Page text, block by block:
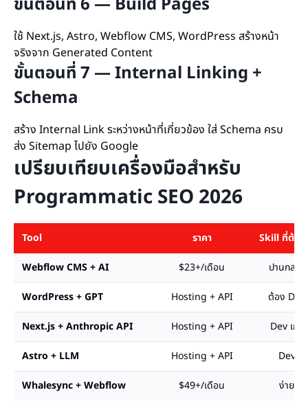
ใช้ Next.js, Astro, Webflow CMS, WordPress สร้างหน้า
จริงจาก Generated Content
ขั้นตอนที่ 7 — Internal Linking +
Schema
สร้าง Internal Link ระหว่างหน้าที่เกี่ยวข้อง ใส่ Schema ครบ
ส่ง Sitemap ไปยัง Google
เปรียบเทียบเครื่องมือสำหรับ
Programmatic SEO 2026
Tool ราคา Skill ที่ต้อง
Webflow CMS + AI $23+/เดือน ปานกลาง
WordPress + GPT Hosting + API ต้อง Dev
Next.js + Anthropic API Hosting + API Dev เก่ง
Astro + LLM Hosting + API Dev
Whalesync + Webflow $49+/เดือน ง่าย